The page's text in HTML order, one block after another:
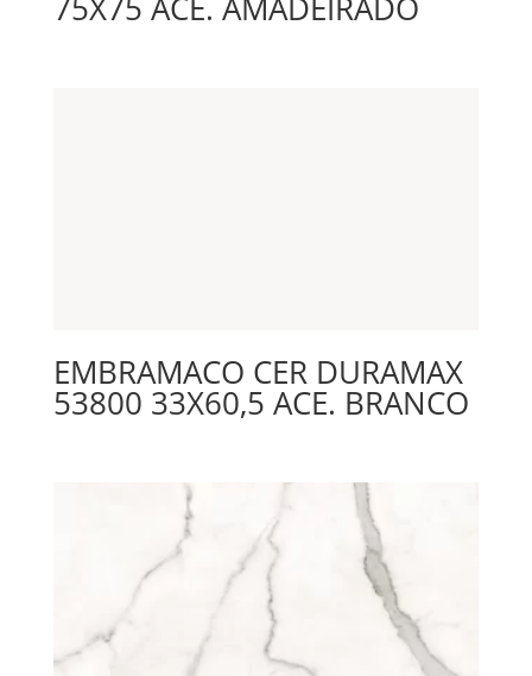
EMBRAMACO CER DURAMAX
53800 33X60,5 ACE. BRANCO